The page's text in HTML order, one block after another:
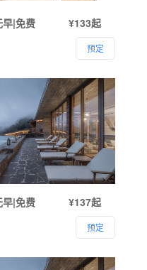
¥133起
早|免费
预定
¥137起
早|免费
预定